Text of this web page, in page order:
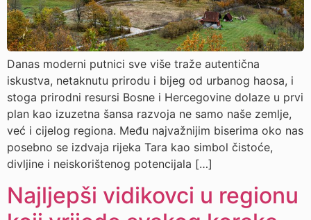
Danas moderni putnici sve više traže autentična
iskustva, netaknutu prirodu i bijeg od urbanog haosa, i
stoga prirodni resursi Bosne i Hercegovine dolaze u prvi
plan kao izuzetna šansa razvoja ne samo naše zemlje,
već i cijelog regiona. Među najvažnijim biserima oko nas
posebno se izdvaja rijeka Tara kao simbol čistoće,
divljine i neiskorištenog potencijala […]
Najljepši vidikovci u regionu